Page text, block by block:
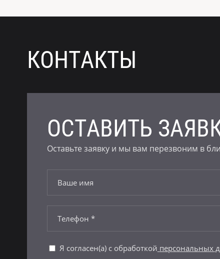
КОНТАКТЫ
ОСТАВИТЬ
Оставьте заявку и мы вам перезвоним в
Я согласен(а) с обработкой персональных